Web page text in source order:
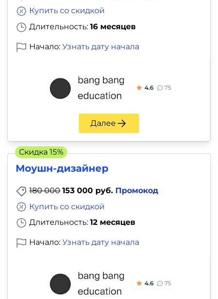
Длительность: 16 месяцев
Купить со скидкой
Начало: Узнать дату начала
4.6 75
Далее
Моушн-дизайнер
180 000 153 000 руб. Промокод
Длительность: 12 месяцев
Купить со скидкой
Начало: Узнать дату начала
4.6 75
Скидка 15%